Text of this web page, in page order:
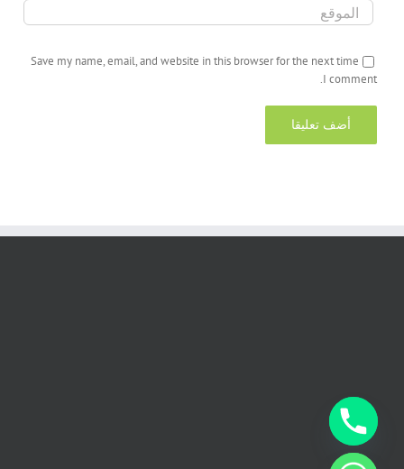
Save my name, email, and website in this browser for the next time
I comment.